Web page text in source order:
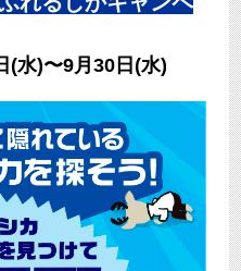
(水)〜9月30日(水)